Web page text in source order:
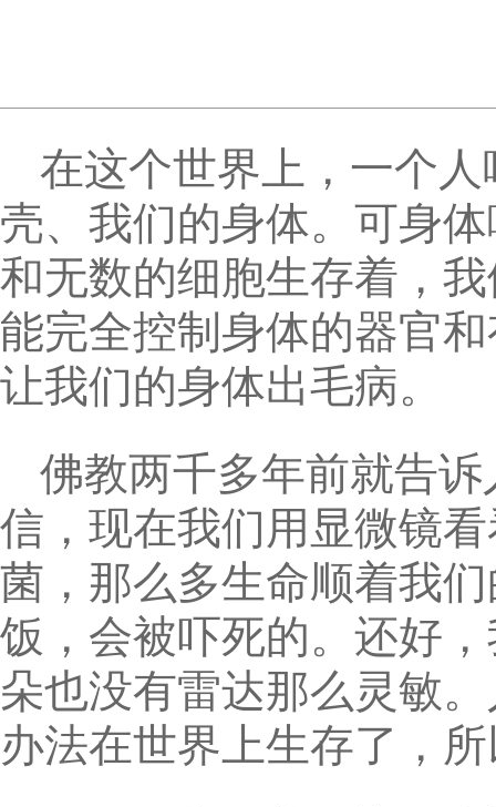
在这个世界上，一个
壳、我们的身体。可身
和无数的细胞生存着，
能完全控制身体的器官
让我们的身体出毛病。
佛教两千多年前就告
信，现在我们用显微镜
菌，那么多生命顺着我
饭，会被吓死的。还好
朵也没有雷达那么灵敏
办法在世界上生存了，